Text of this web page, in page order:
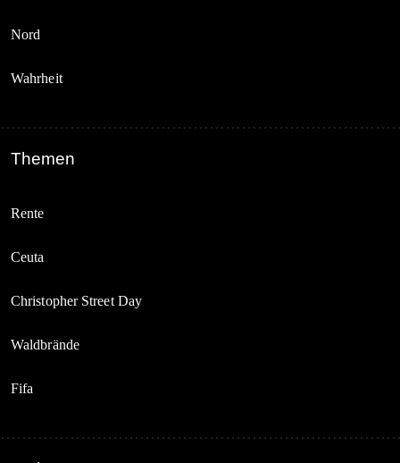
Nord
Wahrheit
Themen
Rente
Ceuta
Christopher Street Day
Waldbrände
Fifa